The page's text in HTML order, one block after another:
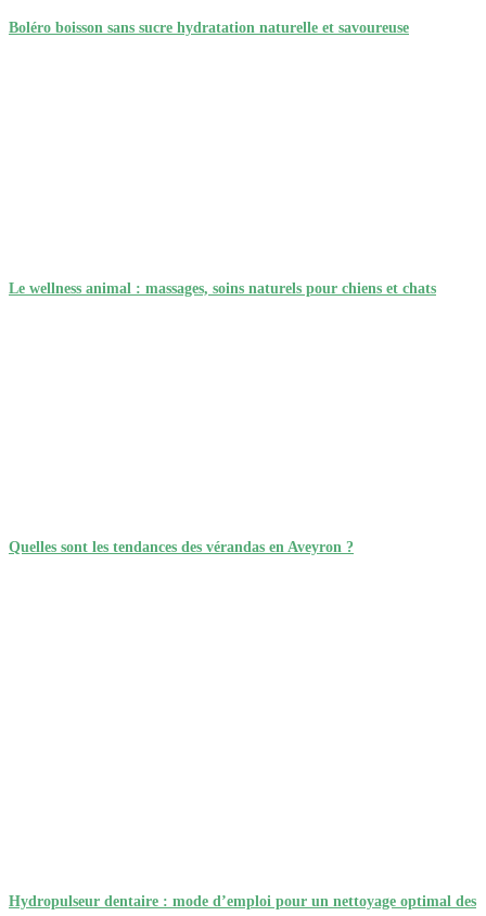
Boléro boisson sans sucre hydratation naturelle et savoureuse
Le wellness animal : massages, soins naturels pour chiens et chats
Quelles sont les tendances des vérandas en Aveyron ?
Hydropulseur dentaire : mode d’emploi pour un nettoyage optimal des